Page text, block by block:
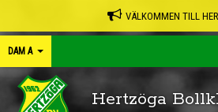
VÄLKOMMEN TILL
DAM A
Hertzöga